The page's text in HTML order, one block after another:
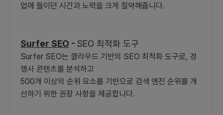
업에 들이던 시간과 노력을 크게 절약해줍니다.
Surfer SEO - SEO 최적화 도구
Surfer SEO는 클라우드 기반의 SEO 최적화 도구로, 경
쟁사 콘텐츠를 분석하고
500개 이상의 순위 요소를 기반으로 검색 엔진 순위를 개
선하기 위한 권장 사항을 제공합니다.